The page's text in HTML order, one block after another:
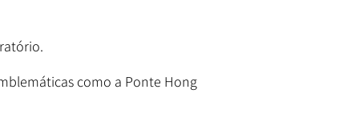
como a Ponte Hong